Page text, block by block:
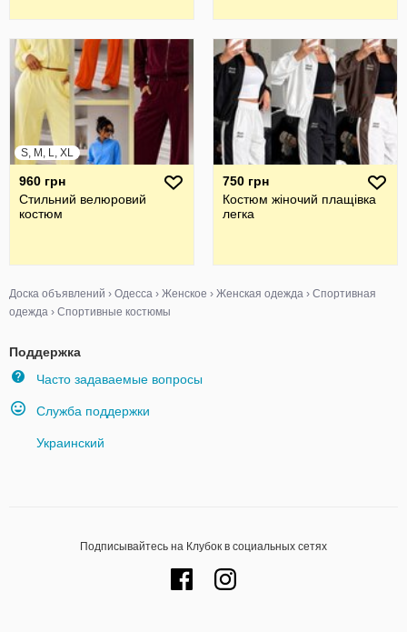
S, M, L, XL
960 грн
Стильний велюровий
костюм
750 грн
Костюм жіночий плащівка
легка
Доска объявлений › Одесса › Женское › Женская одежда › Спортивная
одежда › Спортивные костюмы
Поддержка
Часто задаваемые вопросы
Служба поддержки
Украинский
Подписывайтесь на Клубок в социальных сетях